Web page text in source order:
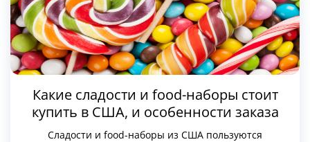
Какие сладости и food-наборы стоит
купить в США, и особенности заказа
Сладости и food-наборы из США пользуются